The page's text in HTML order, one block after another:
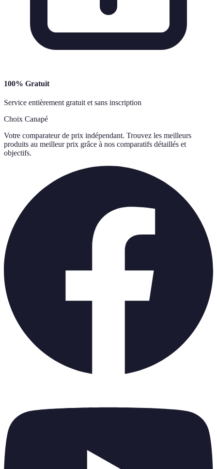
100% Gratuit
Service entièrement gratuit et sans inscription
Choix Canapé
Votre comparateur de prix indépendant. Trouvez les meilleurs
produits au meilleur prix grâce à nos comparatifs détaillés et
objectifs.